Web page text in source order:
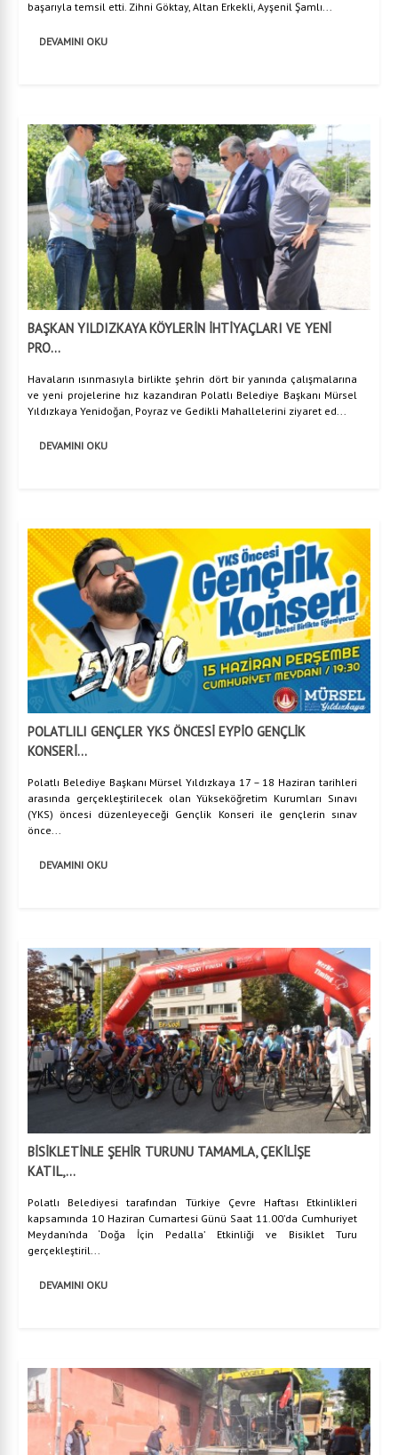
başarıyla temsil etti. Zihni Göktay, Altan Erkekli, Ayşenil Şamlı...
DEVAMINI OKU
BAŞKAN YILDIZKAYA KÖYLERİN İHTİYAÇLARI VE YENİ
PRO...
Havaların ısınmasıyla birlikte şehrin dört bir yanında çalışmalarına
ve yeni projelerine hız kazandıran Polatlı Belediye Başkanı Mürsel
Yıldızkaya Yenidoğan, Poyraz ve Gedikli Mahallelerini ziyaret ed...
DEVAMINI OKU
POLATLILI GENÇLER YKS ÖNCESİ EYPİO GENÇLİK
KONSERİ...
Polatlı Belediye Başkanı Mürsel Yıldızkaya 17 – 18 Haziran tarihleri
arasında gerçekleştirilecek olan Yükseköğretim Kurumları Sınavı
(YKS) öncesi düzenleyeceği Gençlik Konseri ile gençlerin sınav
önce...
DEVAMINI OKU
BİSİKLETİNLE ŞEHİR TURUNU TAMAMLA, ÇEKİLİŞE
KATIL,...
Polatlı Belediyesi tarafından Türkiye Çevre Haftası Etkinlikleri
kapsamında 10 Haziran Cumartesi Günü Saat 11.00’da Cumhuriyet
Meydanı’nda ‘Doğa İçin Pedalla’ Etkinliği ve Bisiklet Turu
gerçekleştiril...
DEVAMINI OKU